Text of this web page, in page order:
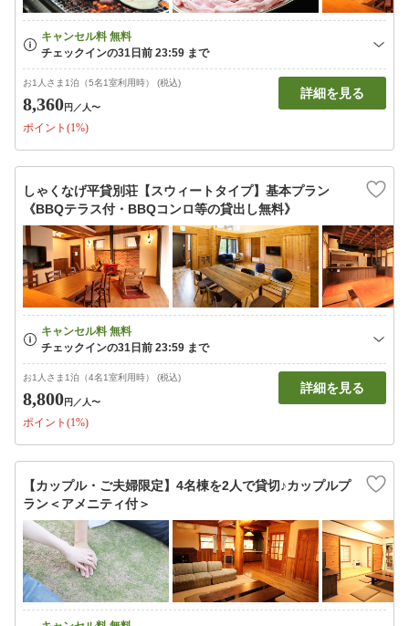
お1人さま1泊（5名1室利用時） (税込)
8,360円 ／人〜
ポイント(1%)
詳細を見る
しゃくなげ平貸別荘【スウィートタイプ】基本プラン
《BBQテラス付・BBQコンロ等の貸出し無料》
お1人さま1泊（4名1室利用時） (税込)
8,800円 ／人〜
ポイント(1%)
詳細を見る
【カップル・ご夫婦限定】4名棟を2人で貸切♪カップルプ
ラン＜アメニティ付＞